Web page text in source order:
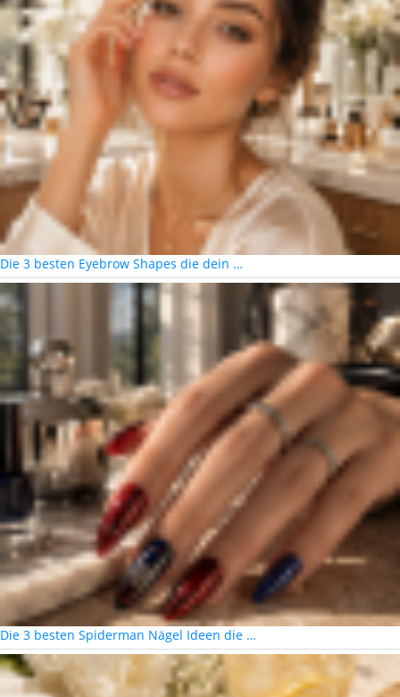
Die 3 besten Eyebrow Shapes die dein …
Die 3 besten Spiderman Nägel Ideen die …